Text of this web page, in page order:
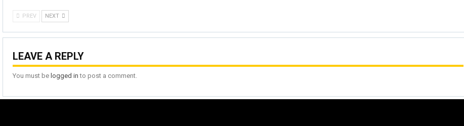
PREV NEXT
LEAVE A REPLY
You must be logged in to post a comment.